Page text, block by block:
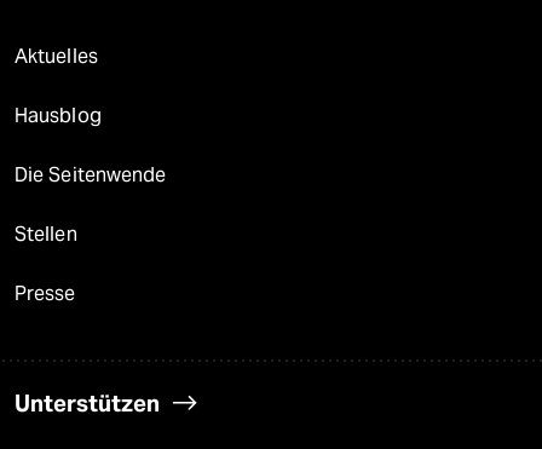
Aktuelles
Hausblog
Die Seitenwende
Stellen
Presse
Unterstützen